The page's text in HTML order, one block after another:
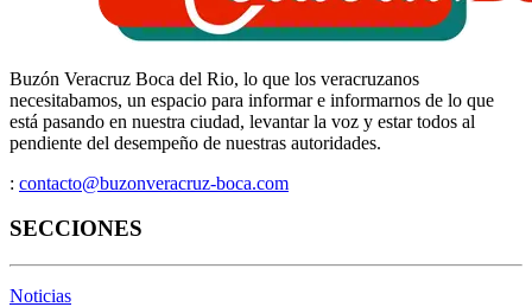
Buzón Veracruz Boca del Rio, lo que los veracruzanos
necesitabamos, un espacio para informar e informarnos de lo que
está pasando en nuestra ciudad, levantar la voz y estar todos al
pendiente del desempeño de nuestras autoridades.
: contacto@buzonveracruz-boca.com
SECCIONES
Noticias